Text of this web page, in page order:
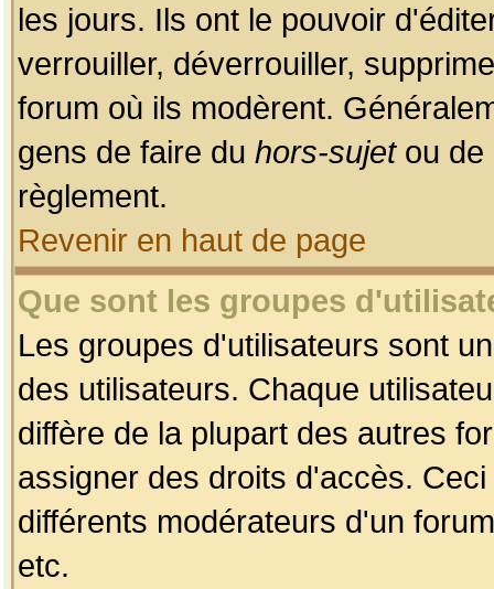
les jours. Ils ont le pouvoir
verrouiller, déverrouiller,
forum où ils modèrent.
gens de faire du hors-sujetou de
règlement.
Revenir en haut de page
Que sont les groupes
Les groupes d'utilisateurs sont
des utilisateurs. Chaque
diffère de la plupart des autres
assigner des droits d'accès.
différents modérateurs d'un
etc.